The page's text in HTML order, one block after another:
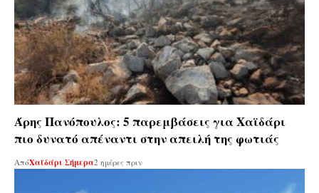
Άρης Πανόπουλος: 5 παρεμβάσεις για Χαϊδάρι
πιο δυνατό απέναντι στην απειλή της φωτιάς
ΑπόΧαϊδάρι Σήμερα2 ημέρες πριν